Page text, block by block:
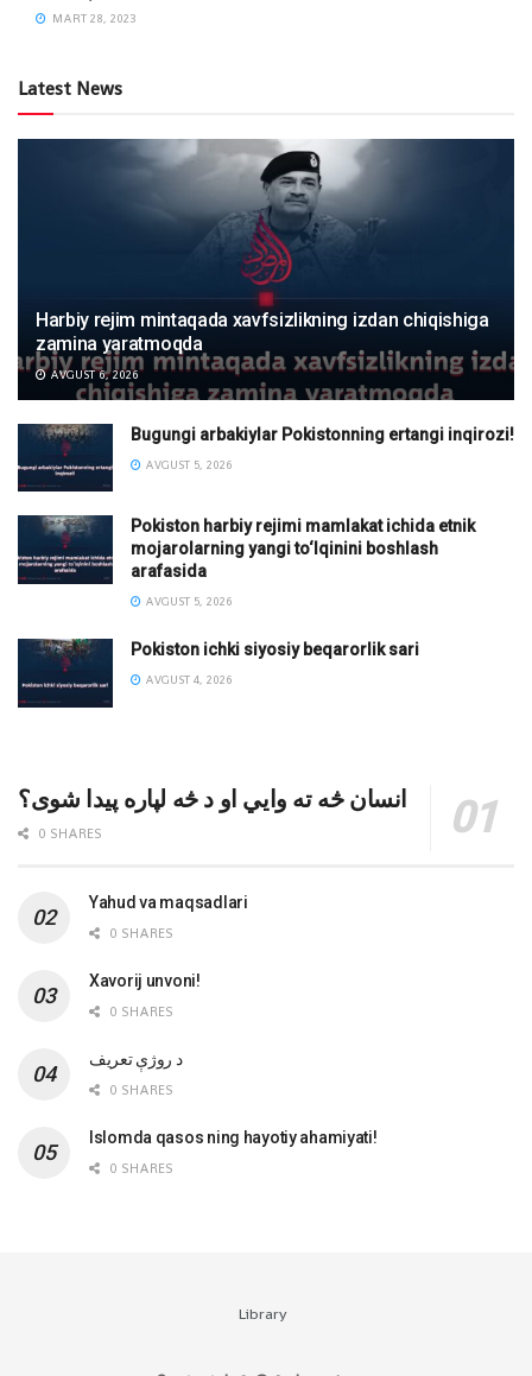
MART 28, 2023
Latest News
Harbiy rejim mintaqada xavfsizlikning izdan chiqishiga
zamina yaratmoqda
AVGUST 6, 2026
Bugungi arbakiylar Pokistonning ertangi inqirozi!
AVGUST 5, 2026
Pokiston harbiy rejimi mamlakat ichida etnik
mojarolarning yangi to‘lqinini boshlash
arafasida
AVGUST 5, 2026
Pokiston ichki siyosiy beqarorlik sari
AVGUST 4, 2026
انسان څه ته وایي او د څه لپاره پیدا شوی؟
0 SHARES
Yahud va maqsadlari
0 SHARES
Xavorij unvoni!
0 SHARES
‌د روژې تعریف
0 SHARES
Islomda qasos ning hayotiy ahamiyati!
0 SHARES
Library